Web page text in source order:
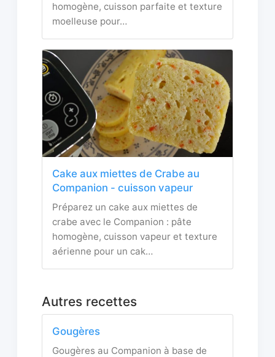
homogène, cuisson parfaite et texture
moelleuse pour…
Cake aux miettes de Crabe au
Companion - cuisson vapeur
Préparez un cake aux miettes de
crabe avec le Companion : pâte
homogène, cuisson vapeur et texture
aérienne pour un cak…
Autres recettes
Gougères
Gougères au Companion à base de